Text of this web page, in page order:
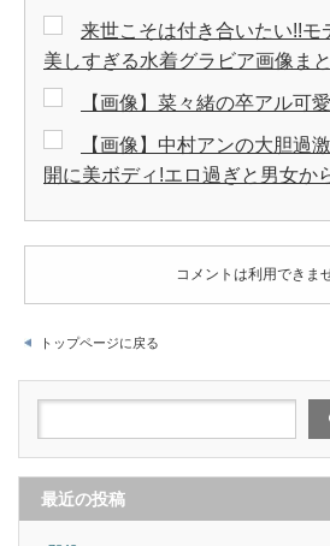
来世こそは付き合いたい!!モ
美しすぎる水着グラビア画像ま
【画像】菜々緒の卒アル可
【画像】中村アンの大胆過
開に美ボディ!エロ過ぎと男女か
コメントは利用できま
トップページに戻る
最近の投稿